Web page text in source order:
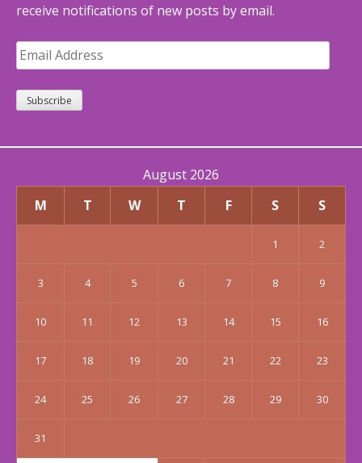
receive notifications of new posts by email.
Email
Address
Subscribe
August 2026
M
T W T F S S
1 2
3 4 5 6 7 8 9
10 11 12 13 14 15 16
17 18 19 20 21 22 23
24 25 26 27 28 29 30
31